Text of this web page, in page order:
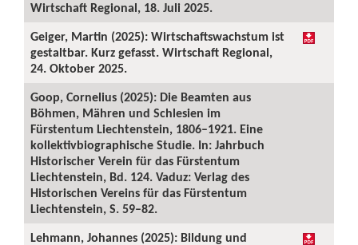
Wirtschaft Regional, 18. Juli 2025.
Geiger, Martin (2025): Wirtschaftswachstum ist
gestaltbar. Kurz gefasst. Wirtschaft Regional,
24. Oktober 2025.
Goop, Cornelius (2025): Die Beamten aus
Böhmen, Mähren und Schlesien im
Fürstentum Liechtenstein, 1806–1921. Eine
kollektivbiographische Studie. In: Jahrbuch
Historischer Verein für das Fürstentum
Liechtenstein, Bd. 124. Vaduz: Verlag des
Historischen Vereins für das Fürstentum
Liechtenstein, S. 59–82.
Lehmann, Johannes (2025): Bildung und